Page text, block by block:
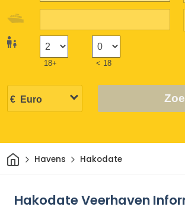
18+ < 18
ThuisHavens Hakodate
Hakodate Veerhaven